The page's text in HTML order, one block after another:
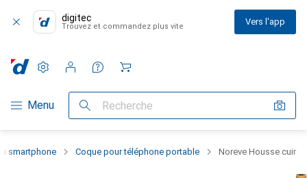
digitec
Trouvez et commandez plus vite Vers l'app
Navigation par catégorie
Menu Recherche
Paramètres
Compte client
Listes de comparaison
Listes d'envies
Panier
smartphone Coque pour téléphone portable Noreve Housse cuir